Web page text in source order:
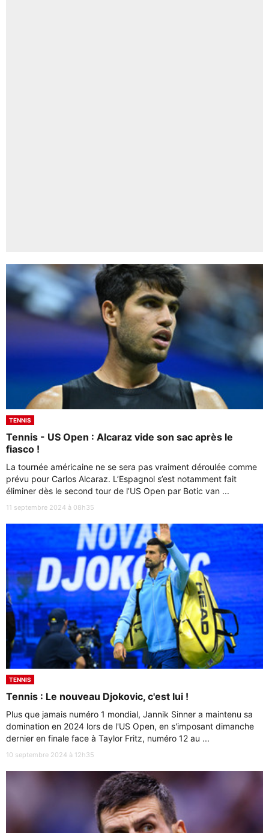
TENNIS
Tennis - US Open : Alcaraz vide son sac après le
fiasco !
La tournée américaine ne se sera pas vraiment déroulée comme
prévu pour Carlos Alcaraz. L’Espagnol s’est notamment fait
éliminer dès le second tour de l’US Open par Botic van ...
11 septembre 2024 à 08h35
TENNIS
Tennis : Le nouveau Djokovic, c'est lui !
Plus que jamais numéro 1 mondial, Jannik Sinner a maintenu sa
domination en 2024 lors de l'US Open, en s'imposant dimanche
dernier en finale face à Taylor Fritz, numéro 12 au ...
10 septembre 2024 à 12h35